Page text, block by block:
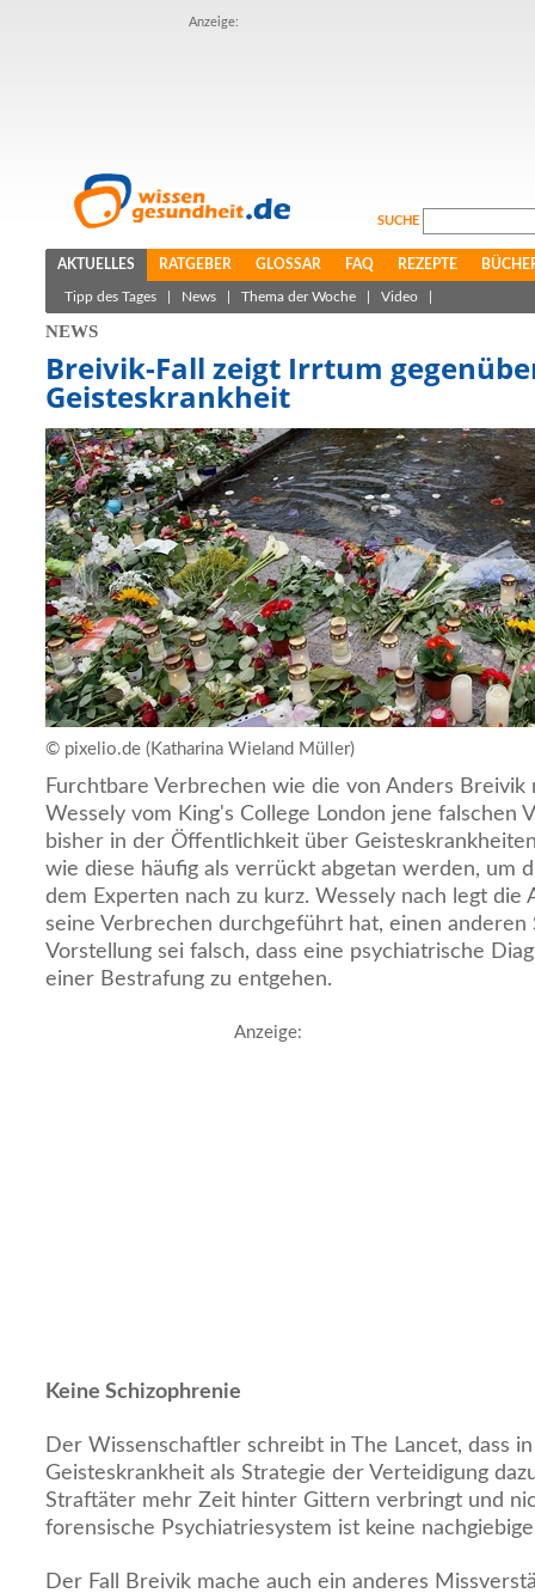
Anzeige:
SUCHE
AKTUELLES RATGEBER GLOSSAR FAQ REZEPTE
Tipp des Tages News Thema der Woche Video
NEWS
Breivik-Fall zeigt Irrtum
Geisteskrankheit
© pixelio.de (Katharina Wieland Müller)
Furchtbare Verbrechen wie die von Anders Breivik
Wessely vom King's College London jene falschen
bisher in der Öffentlichkeit über
wie diese häufig als verrückt abgetan werden, um
dem Experten nach zu kurz. Wessely nach legt die
seine Verbrechen durchgeführt hat, einen anderen
Vorstellung sei falsch, dass eine psychiatrische
einer Bestrafung zu entgehen.
Anzeige:
Keine Schizophrenie
Der Wissenschaftler schreibt in The Lancet, dass
Geisteskrankheit als Strategie der Verteidigung
Straftäter mehr Zeit hinter Gittern verbringt und
forensische Psychiatriesystem ist keine
Der Fall Breivik mache auch ein anderes